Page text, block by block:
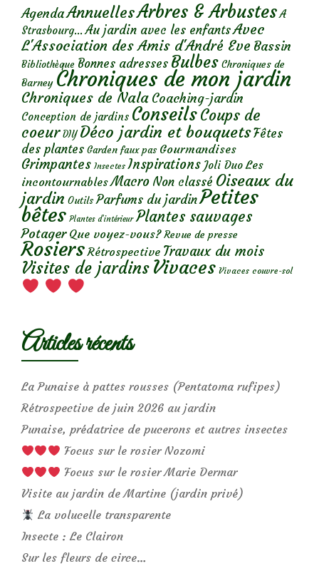
AgendaAnnuellesArbres & Arbustes A
Strasbourg... Au jardin avec les enfantsAvec
L'Association des Amis d'André Eve Bassin
Bibliothèque Bonnes adresses Bulbes Chroniques de
Barney Chroniques de mon jardin
Chroniques de Nala Coaching-jardin
Conception de jardins ConseilsCoups de
coeur DIY Déco jardin et bouquetsFêtes
des plantes Garden faux pas Gourmandises
Grimpantes Insectes Inspirations Joli Duo Les
incontournables Macro Non classé Oiseaux du
jardin Outils Parfums du jardinPetites
bêtes Plantes d’intérieur Plantes sauvages
Potager Que voyez-vous? Revue de presse
Rosiers Rétrospective Travaux du mois
Visites de jardins Vivaces Vivaces couvre-sol
Articles récents
La Punaise à pattes rousses (Pentatoma rufipes)
Rétrospective de juin 2026 au jardin
Punaise, prédatrice de pucerons et autres insectes
Focus sur le rosier Nozomi
Focus sur le rosier Marie Dermar
Visite au jardin de Martine (jardin privé)
La volucelle transparente
Insecte : Le Clairon
Sur les fleurs de circe…